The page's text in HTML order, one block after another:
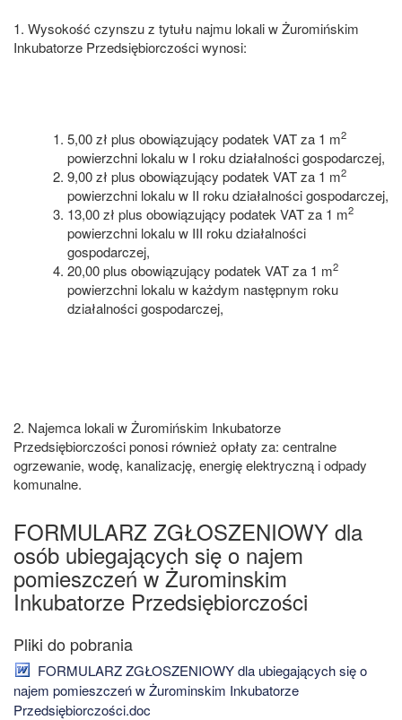
1. Wysokość czynszu z tytułu najmu lokali w Żuromińskim
Inkubatorze Przedsiębiorczości wynosi:
5,00 zł plus obowiązujący podatek VAT za 1 m2
powierzchni lokalu w I roku działalności gospodarczej,
9,00 zł plus obowiązujący podatek VAT za 1 m2
powierzchni lokalu w II roku działalności gospodarczej,
13,00 zł plus obowiązujący podatek VAT za 1 m2
powierzchni lokalu w III roku działalności
gospodarczej,
20,00 plus obowiązujący podatek VAT za 1 m2
powierzchni lokalu w każdym następnym roku
działalności gospodarczej,
2. Najemca lokali w Żuromińskim Inkubatorze
Przedsiębiorczości ponosi również opłaty za: centralne
ogrzewanie, wodę, kanalizację, energię elektryczną i odpady
komunalne.
FORMULARZ ZGŁOSZENIOWY dla
osób ubiegających się o najem
pomieszczeń w Żurominskim
Inkubatorze Przedsiębiorczości
FORMULARZ ZGŁOSZENIOWY dla ubiegających się o
najem pomieszczeń w Żurominskim Inkubatorze
Przedsiębiorczości.doc